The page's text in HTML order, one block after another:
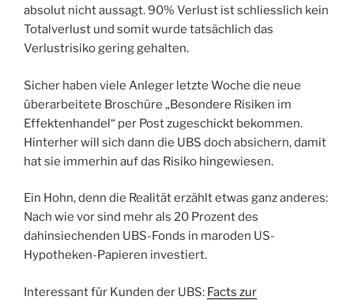
absolut nicht aussagt. 90% Verlust ist schliesslich kein
Totalverlust und somit wurde tatsächlich das
Verlustrisiko gering gehalten.
Sicher haben viele Anleger letzte Woche die neue
überarbeitete Broschüre „Besondere Risiken im
Effektenhandel“ per Post zugeschickt bekommen.
Hinterher will sich dann die UBS doch absichern, damit
hat sie immerhin auf das Risiko hingewiesen.
Ein Hohn, denn die Realität erzählt etwas ganz anderes:
Nach wie vor sind mehr als 20 Prozent des
dahinsiechenden UBS-Fonds in maroden US-
Hypotheken-Papieren investiert.
Interessant für Kunden der UBS: Facts zur